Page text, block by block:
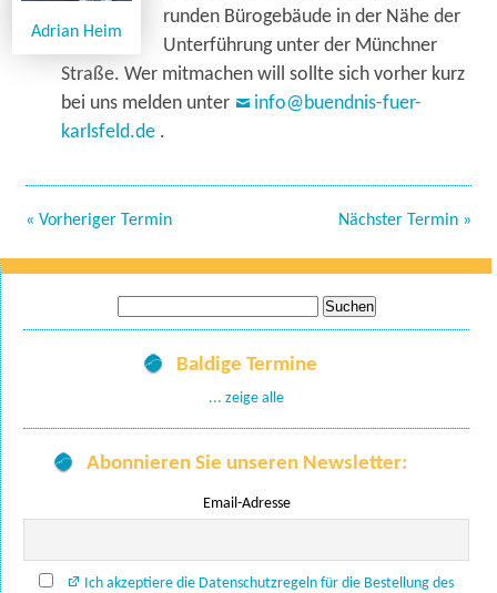
Adrian Heim
runden Bürogebäude in der Nähe der
Unterführung unter der Münchner
Straße. Wer mitmachen will sollte sich vorher kurz
bei uns melden unter
info@buendnis-fuer-
karlsfeld.de .
« Vorheriger Termin Nächster Termin »
nach:
Baldige Termine
... zeige alle
Abonnieren Sie unseren Newsletter:
Email-Adresse
Ich akzeptiere die Datenschutzregeln für die Bestellung des